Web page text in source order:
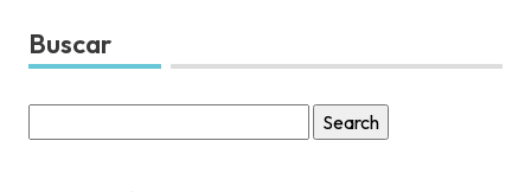
Buscar
for: